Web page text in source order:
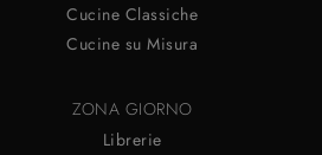
Cucine Classiche
Cucine su Misura
ZONA GIORNO
Librerie